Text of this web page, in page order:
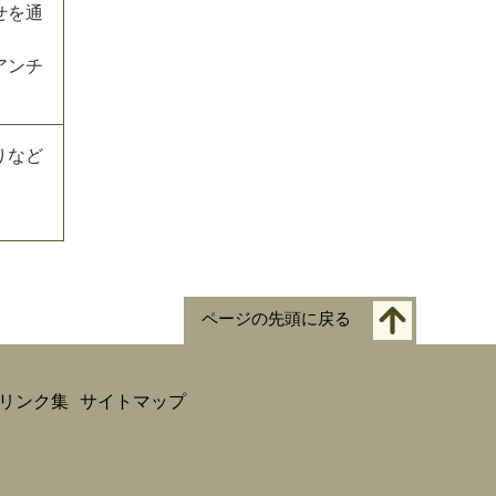
を通
ンチ
など
ページの先頭に戻る
ンク集 サイトマップ